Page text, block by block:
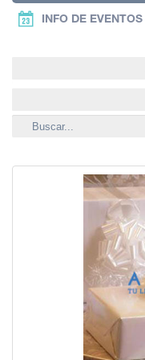
INFO DE EVENTOS